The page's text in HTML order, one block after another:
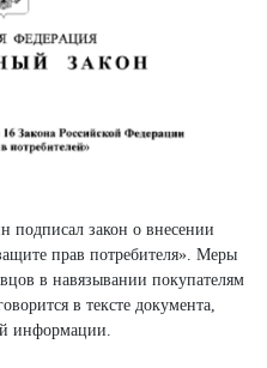
подписал закон о внесении
прав потребителя». Меры
в навязывании покупателям
в тексте документа,
информации.